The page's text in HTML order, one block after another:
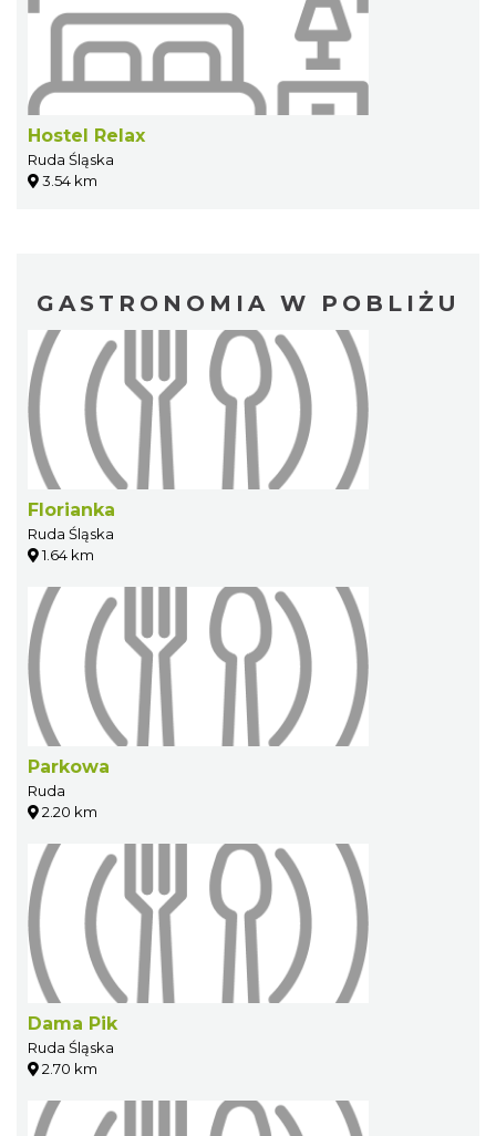
Hostel Relax
Ruda Śląska
3.54 km
GASTRONOMIA W POBLIŻU
Florianka
Ruda Śląska
1.64 km
Parkowa
Ruda
2.20 km
Dama Pik
Ruda Śląska
2.70 km